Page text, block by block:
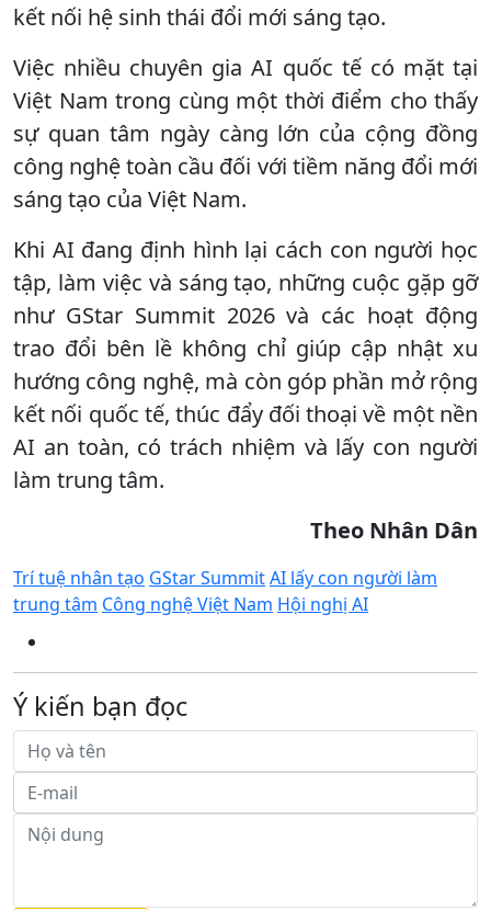
kết nối hệ sinh thái đổi mới sáng tạo.
Việc nhiều chuyên gia AI quốc tế có mặt tại
Việt Nam trong cùng một thời điểm cho thấy
sự quan tâm ngày càng lớn của cộng đồng
công nghệ toàn cầu đối với tiềm năng đổi mới
sáng tạo của Việt Nam.
Khi AI đang định hình lại cách con người học
tập, làm việc và sáng tạo, những cuộc gặp gỡ
như GStar Summit 2026 và các hoạt động
trao đổi bên lề không chỉ giúp cập nhật xu
hướng công nghệ, mà còn góp phần mở rộng
kết nối quốc tế, thúc đẩy đối thoại về một nền
AI an toàn, có trách nhiệm và lấy con người
làm trung tâm.​
Theo Nhân Dân
Trí tuệ nhân tạo GStar SummitAI lấy con người làm
trung tâm Công nghệ Việt Nam Hội nghị AI
Ý kiến bạn đọc